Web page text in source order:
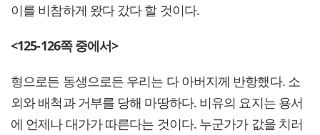
이를 비참하게 왔다 갔다 할 것이다.
<125-126쪽 중에서>
형으로든 동생으로든 우리는 다 아버지께 반항했다. 소
외와 배척과 거부를 당해 마땅하다. 비유의 요지는 용서
에 언제나 대가가 따른다는 것이다. 누군가가 값을 치러